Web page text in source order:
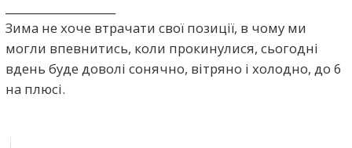
Зима не хоче втрачати свої позиції, в чому ми
могли впевнитись, коли прокинулися, сьогодні
вдень буде доволі сонячно, вітряно і холодно, до 6
на плюсі.